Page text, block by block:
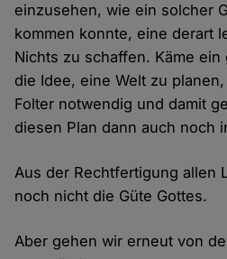
einzusehen, wie ein solcher
kommen konnte, eine derart
Nichts zu schaffen. Käme
die Idee, eine Welt zu
Folter notwendig und damit
diesen Plan dann auch noch
Aus der Rechtfertigung allen
noch nicht die Güte Gottes.
Aber gehen wir erneut von